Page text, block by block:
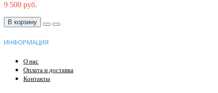
9 500 руб.
В корзину
ИНФОРМАЦИЯ
О нас
Оплата и доставка
Контакты